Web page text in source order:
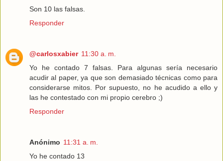
Son 10 las falsas.
Responder
@carlosxabier 11:30 a. m.
Yo he contado 7 falsas. Para algunas sería necesario
acudir al paper, ya que son demasiado técnicas como para
considerarse mitos. Por supuesto, no he acudido a ello y
las he contestado con mi propio cerebro ;)
Responder
Anónimo 11:31 a. m.
Yo he contado 13